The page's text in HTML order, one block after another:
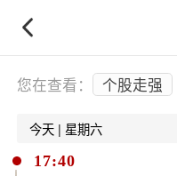
您在查看： 个股走强
今天 | 星期六
17:40